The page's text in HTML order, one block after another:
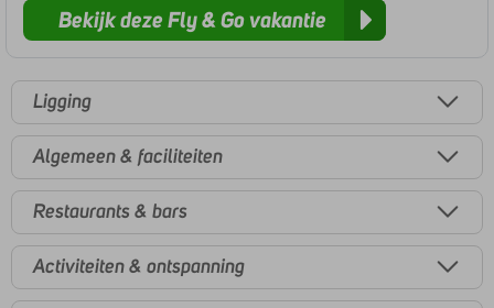
Bekijk deze Fly & Go vakantie
Ligging
Algemeen & faciliteiten
Restaurants & bars
Activiteiten & ontspanning